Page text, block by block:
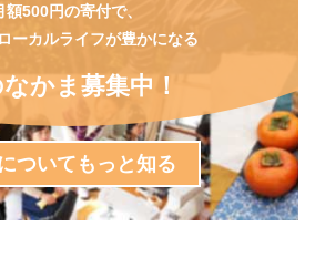
額500円の寄付で、
ーカルライフが豊かになる
かま募集中！
ついてもっと知る